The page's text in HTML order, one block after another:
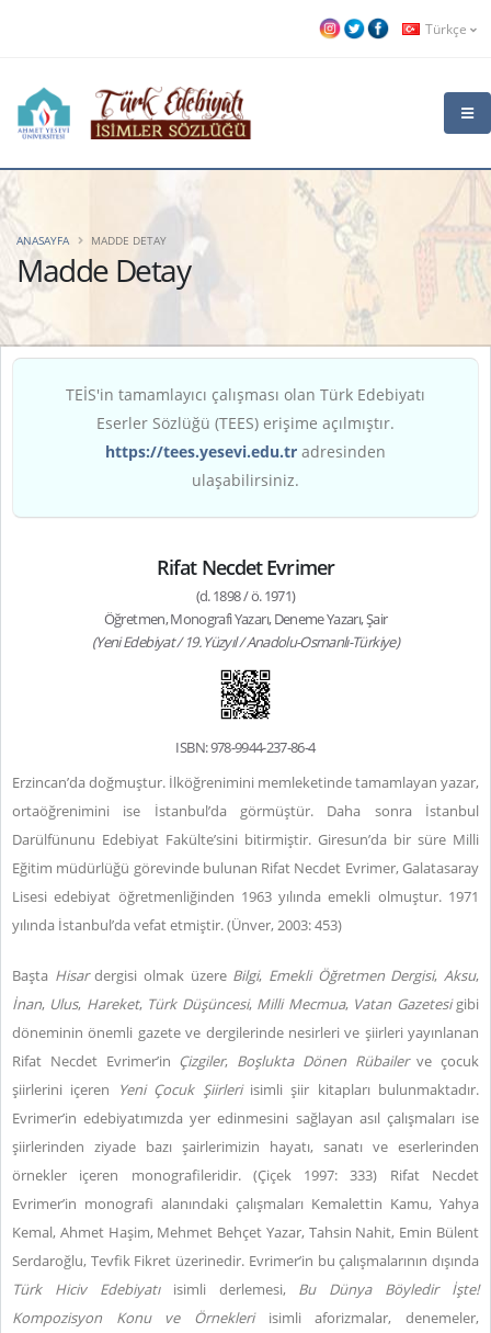
Türkçe
Madde Detay
ANASAYFA MADDE DETAY
TEİS'in tamamlayıcı çalışması olan Türk Edebiyatı
Eserler Sözlüğü (TEES) erişime açılmıştır.
https://tees.yesevi.edu.tr adresinden
ulaşabilirsiniz.
Rifat Necdet Evrimer
(d. 1898 / ö. 1971)
Öğretmen, Monografi Yazarı, Deneme Yazarı, Şair
(Yeni Edebiyat / 19. Yüzyıl / Anadolu-Osmanlı-Türkiye)
ISBN: 978-9944-237-86-4
Erzincan’da doğmuştur. İlköğrenimini memleketinde tamamlayan yazar,
ortaöğrenimini ise İstanbul’da görmüştür. Daha sonra İstanbul
Darülfünunu Edebiyat Fakülte’sini bitirmiştir. Giresun’da bir süre Milli
Eğitim müdürlüğü görevinde bulunan Rifat Necdet Evrimer, Galatasaray
Lisesi edebiyat öğretmenliğinden 1963 yılında emekli olmuştur. 1971
yılında İstanbul’da vefat etmiştir. (Ünver, 2003: 453)
Başta Hisardergisi olmak üzere Bilgi, Emekli Öğretmen Dergisi,Aksu,
İnan, Ulus, Hareket, Türk Düşüncesi, Milli Mecmua, Vatan Gazetesigibi
döneminin önemli gazete ve dergilerinde nesirleri ve şiirleri yayınlanan
Rifat Necdet Evrimer’in Çizgiler, Boşlukta Dönen Rübailerve çocuk
şiirlerini içeren
Yeni Çocuk Şiirleriisimli şiir kitapları bulunmaktadır.
Evrimer’in edebiyatımızda yer edinmesini sağlayan asıl çalışmaları ise
şiirlerinden ziyade bazı şairlerimizin hayatı, sanatı ve eserlerinden
örnekler içeren monografileridir. (Çiçek 1997: 333) Rifat Necdet
Evrimer’in monografi alanındaki çalışmaları Kemalettin Kamu, Yahya
Kemal, Ahmet Haşim, Mehmet Behçet Yazar, Tahsin Nahit, Emin Bülent
Serdaroğlu, Tevfik Fikret üzerinedir. Evrimer’in bu çalışmalarının dışında
Türk Hiciv Edebiyatıisimli derlemesi, Bu Dünya Böyledir İşte!
Kompozisyon Konu ve Örnekleri isimli aforizmalar, denemeler,